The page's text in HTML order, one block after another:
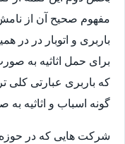
مفهوم صحیح آن از
باربری و اتوبار در در
برای حمل اثاثیه به
که باربری عبارتی کلی
گونه اسباب و اثاثیه
شرکت هایی که در حوزه